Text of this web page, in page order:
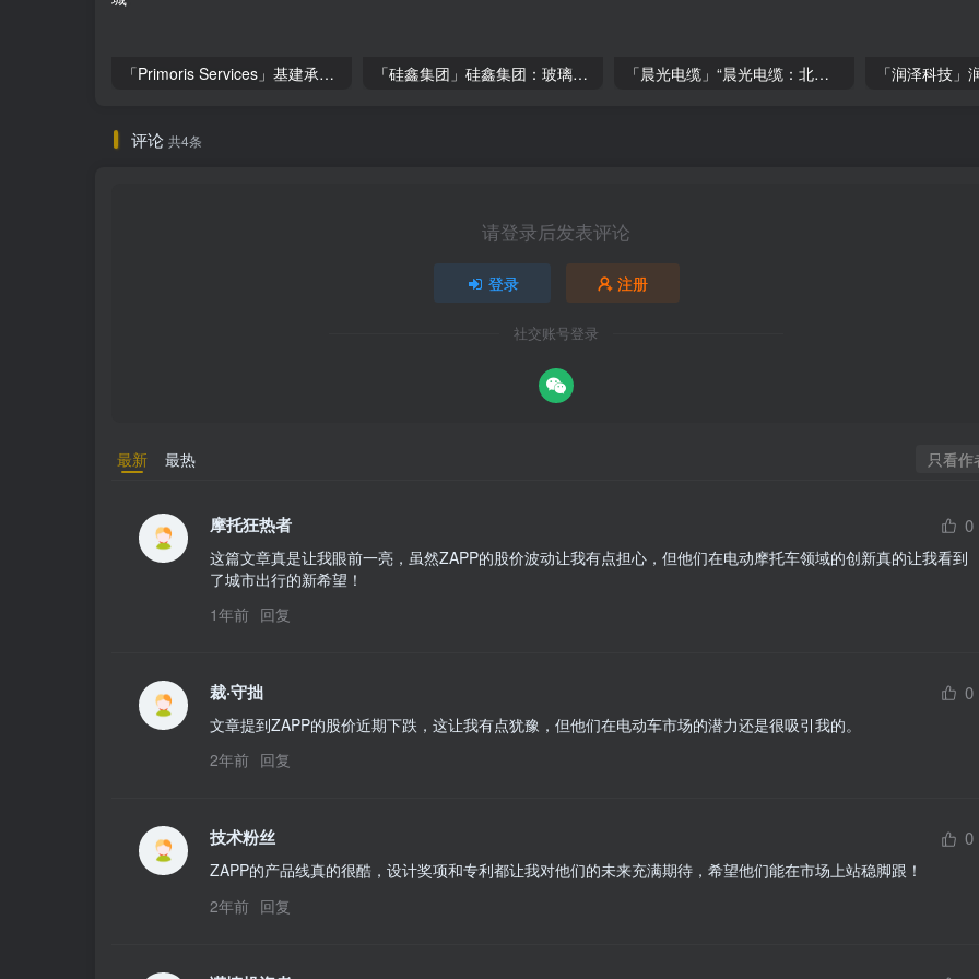
「Primoris Services」基建承包巨头Primoris Services，盈利增长11.4%，投资价值深度解析 「硅鑫集团」硅鑫集团：玻璃钢市场新宠，投资潜力揭秘！ 「晨光电缆」“晨光电缆：北交所上市，盈利稳定，但面临行业挑战
评论 共4条
请登录后发表评论
登录 注册
社交账号登录
最新 最热 只看作
摩托狂热者 0
这篇文章真是让我眼前一亮，虽然ZAPP的股价波动让我有点担心，但他们在电动摩托车领域的创新真的让我看到
了城市出行的新希望！
1年前 回复
裁·守拙 0
文章提到ZAPP的股价近期下跌，这让我有点犹豫，但他们在电动车市场的潜力还是很吸引我的。
2年前 回复
技术粉丝 0
ZAPP的产品线真的很酷，设计奖项和专利都让我对他们的未来充满期待，希望他们能在市场上站稳脚跟！
2年前 回复